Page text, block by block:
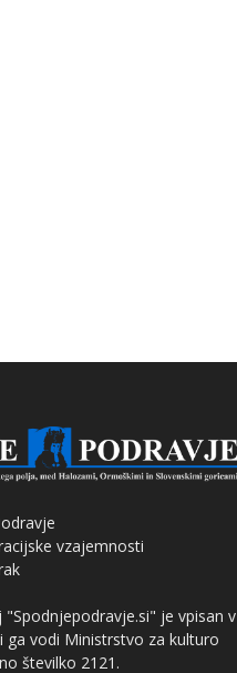
vzajemnosti
"Spodnjepodravje.si" je vpisan v
ga vodi Ministrstvo za kulturo
številko 2121.